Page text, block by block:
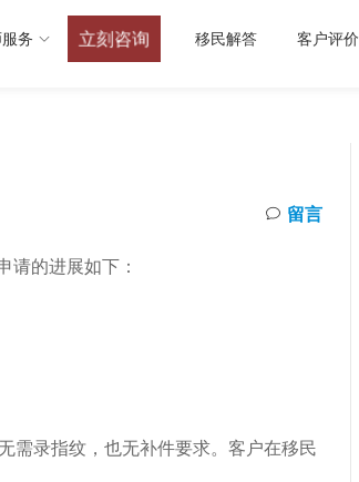
务 立刻咨询 移民解答 客户评价
留言
请的进展如下：
需录指纹，也无补件要求。客户在移民